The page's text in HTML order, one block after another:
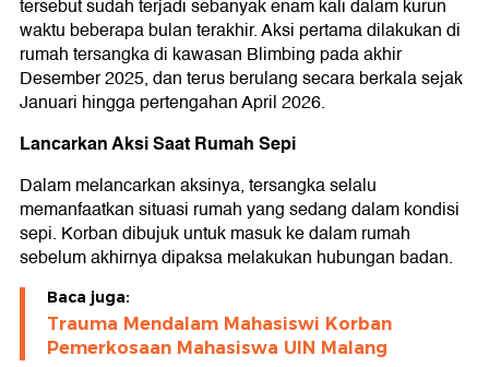
tersebut sudah terjadi sebanyak enam kali dalam kurun
waktu beberapa bulan terakhir. Aksi pertama dilakukan di
rumah tersangka di kawasan Blimbing pada akhir
Desember 2025, dan terus berulang secara berkala sejak
Januari hingga pertengahan April 2026.
Lancarkan Aksi Saat Rumah Sepi
Dalam melancarkan aksinya, tersangka selalu
memanfaatkan situasi rumah yang sedang dalam kondisi
sepi. Korban dibujuk untuk masuk ke dalam rumah
sebelum akhirnya dipaksa melakukan hubungan badan.
Baca juga:
Trauma Mendalam Mahasiswi Korban
Pemerkosaan Mahasiswa UIN Malang